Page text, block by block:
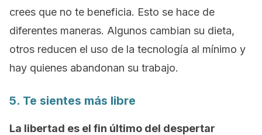
crees que no te beneficia. Esto se hace de
diferentes maneras. Algunos cambian su dieta,
otros reducen el uso de la tecnología al mínimo y
hay quienes abandonan su trabajo.
5. Te sientes más libre
La libertad es el fin último del despertar